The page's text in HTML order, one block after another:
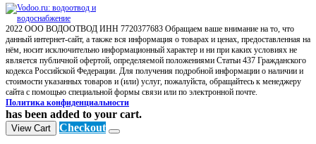
2022 ООО ВОДООТВОД ИНН 7720377683 Обращаем ваше внимание на то, что
данный интернет-сайт, а также вся информация о товарах и ценах, предоставленная на
нём, носит исключительно информационный характер и ни при каких условиях не
является публичной офертой, определяемой положениями Статьи 437 Гражданского
кодекса Российской Федерации. Для получения подробной информации о наличии и
стоимости указанных товаров и (или) услуг, пожалуйста, обращайтесь к менеджеру
сайта с помощью специальной формы связи или по электронной почте.
Политика конфиденциальности
has been added to your cart.
View Cart Checkout